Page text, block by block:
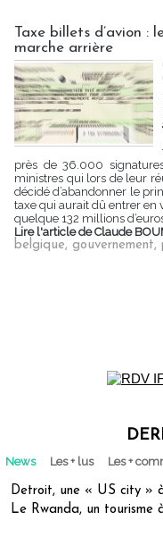
Taxe billets d’avion :
marche arrière
près de 36.000
ministres qui lors de leur
décidé d’abandonner le
taxe qui aurait dû entrer en
quelque 132 millions
Lire l'article de Claude
belgique, gouvernement,
News Les + lus Les +
Detroit, une « US city »
Le Rwanda, un tourisme